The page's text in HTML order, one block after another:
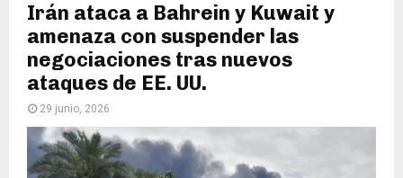
Irán ataca a Bahrein y Kuwait y
amenaza con suspender las
negociaciones tras nuevos
ataques de EE. UU.
29 junio, 2026